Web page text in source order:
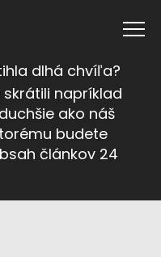
dlhá chvíľa?
napríklad
ako náš
budete
článkov 24